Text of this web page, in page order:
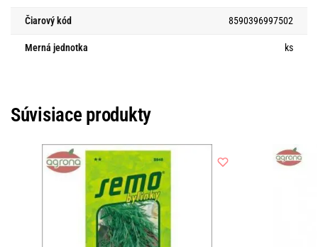
Čiarový kód 8590396997502
Merná jednotka ks
Súvisiace produkty